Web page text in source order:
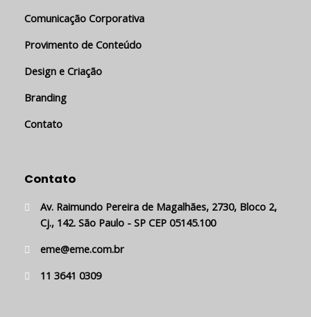
Comunicação Corporativa
Provimento de Conteúdo
Design e Criação
Branding
Contato
Contato
Av. Raimundo Pereira de Magalhães, 2730, Bloco 2,
Cj., 142. São Paulo - SP CEP 05145.100
eme@eme.com.br
11 3641 0309